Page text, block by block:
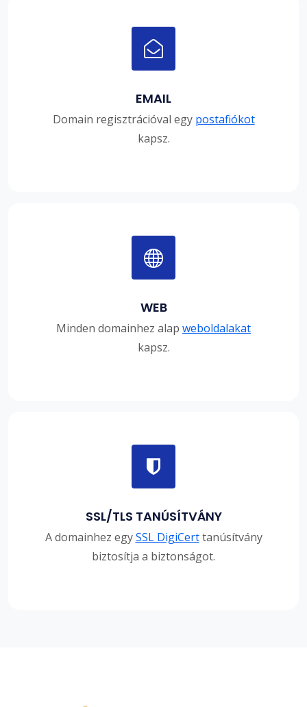
EMAIL
Domain regisztrációval egy postafiókot
kapsz.
WEB
Minden domainhez alap weboldalakat
kapsz.
SSL/TLS TANÚSÍTVÁNY
A domainhez egySSL DigiCerttanúsítvány
biztosítja a biztonságot.